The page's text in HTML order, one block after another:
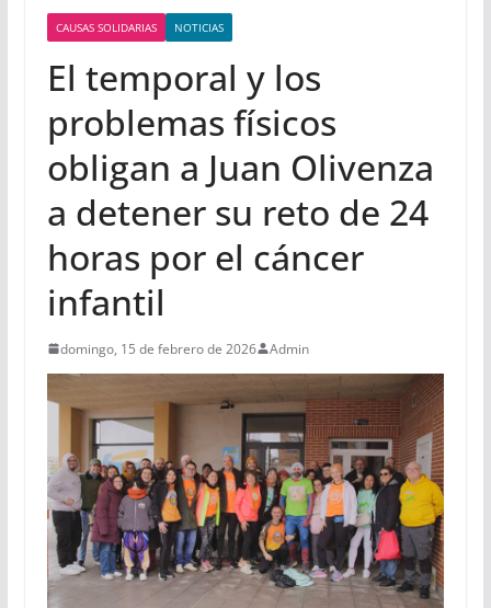
CAUSAS SOLIDARIAS NOTICIAS
El temporal y los
problemas físicos
obligan a Juan Olivenza
a detener su reto de 24
horas por el cáncer
infantil
domingo, 15 de febrero de 2026 Admin